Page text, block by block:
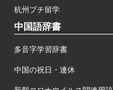
杭州プチ留学
中国語辞書
多音字学習辞書
中国の祝日・連休